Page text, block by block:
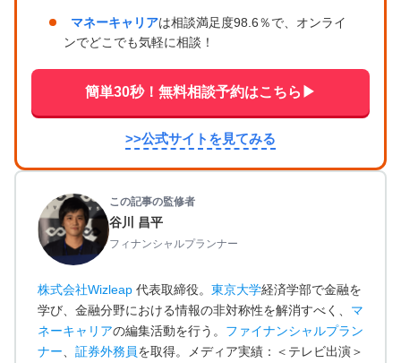
マネーキャリアは相談満足度98.6％で、オンライ
ンでどこでも気軽に相談！
簡単30秒！無料相談予約はこちら▶
>>公式サイトを見てみる
この記事の監修者
谷川 昌平
フィナンシャルプランナー
株式会社Wizleap 代表取締役。 東京大学経済学部で金融を
学び、金融分野における情報の非対称性を解消すべく、 マ
ネーキャリアの編集活動を行う。 ファイナンシャルプラン
ナー
証券外務員を取得。メディア実績：＜テレビ出演＞